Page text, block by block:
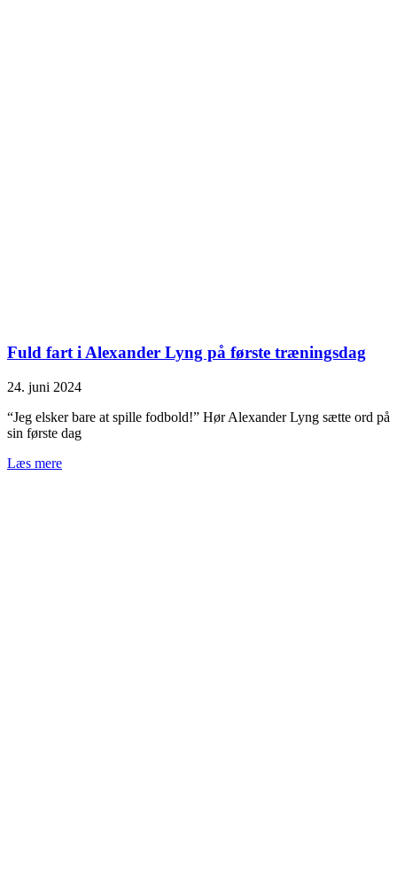
Fuld fart i Alexander Lyng på første træningsdag
24. juni 2024
“Jeg elsker bare at spille fodbold!” Hør Alexander Lyng sætte ord på
sin første dag
Læs mere